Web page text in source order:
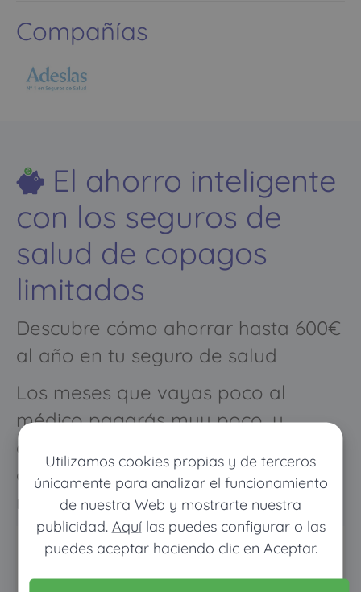
Utilizamos cookies propias y de terceros
únicamente para analizar el funcionamiento
de nuestra Web y mostrarte nuestra
publicidad. Aquílas puedes configurar o las
puedes aceptar haciendo clic en Aceptar.
Compañías
El ahorro inteligente
con los seguros de
salud de copagos
limitados
Descubre cómo ahorrar hasta 600€
al año en tu seguro de salud
Los meses que vayas poco al
médico pagarás muy poco, y
cuando vayas mucho pagarás
como con un seguro médico
normal